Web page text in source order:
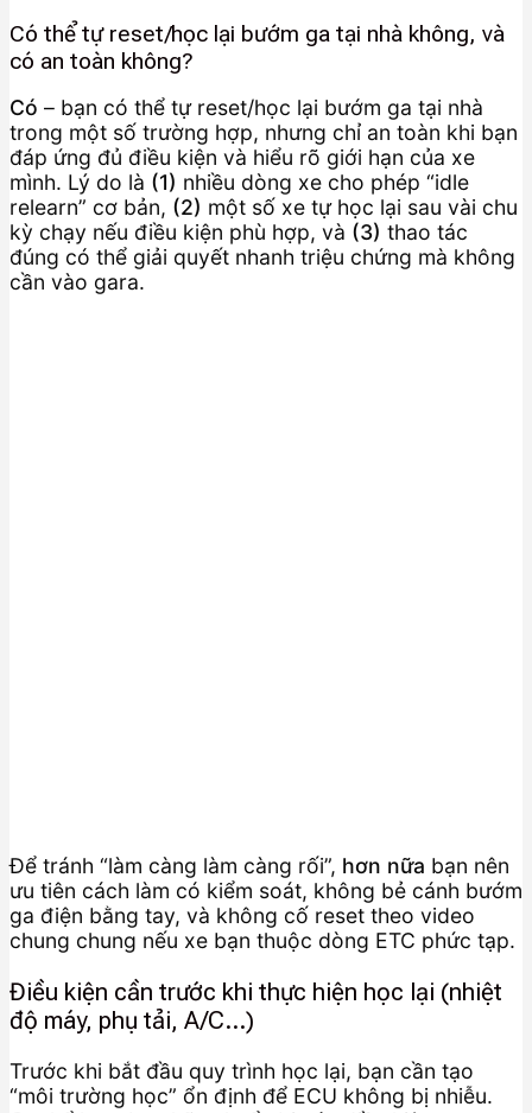
Có thể tự reset/học lại bướm ga tại nhà không, và
có an toàn không?
Có – bạn có thể tự reset/học lại bướm ga tại nhà
trong một số trường hợp, nhưng chỉ an toàn khi bạn
đáp ứng đủ điều kiện và hiểu rõ giới hạn của xe
mình. Lý do là (1) nhiều dòng xe cho phép “idle
relearn” cơ bản, (2) một số xe tự học lại sau vài chu
kỳ chạy nếu điều kiện phù hợp, và (3) thao tác
đúng có thể giải quyết nhanh triệu chứng mà không
cần vào gara.
Để tránh “làm càng làm càng rối”, hơn nữa bạn nên
ưu tiên cách làm có kiểm soát, không bẻ cánh bướm
ga điện bằng tay, và không cố reset theo video
chung chung nếu xe bạn thuộc dòng ETC phức tạp.
Điều kiện cần trước khi thực hiện học lại (nhiệt
độ máy, phụ tải, A/C…)
Trước khi bắt đầu quy trình học lại, bạn cần tạo
“môi trường học” ổn định để ECU không bị nhiễu.